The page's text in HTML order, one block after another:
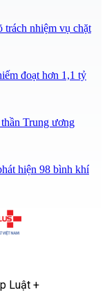
trách nhiệm vụ chặt
đoạt hơn 1,1 tỷ
Trung ương
hiện 98 bình khí
Luật +